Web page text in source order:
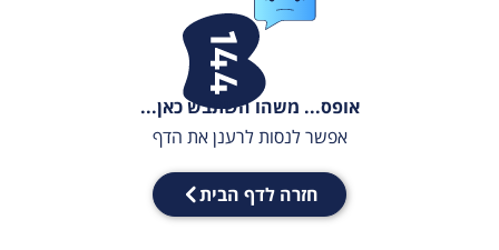
אופס... משהו השתבש כאן...
אפשר לנסות לרענן את הדף
חזרה לדף הבית